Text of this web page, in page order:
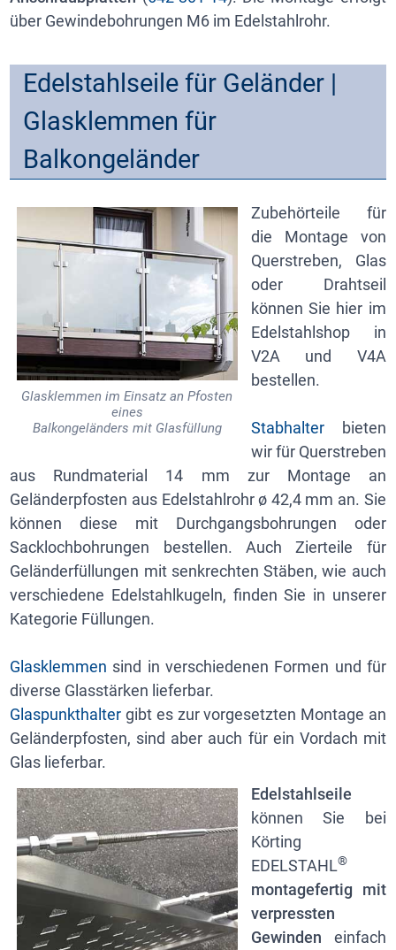
über Gewindebohrungen M6 im Edelstahlrohr.
Edelstahlseile für Geländer |
Glasklemmen für
Balkongeländer
Glasklemmen im Einsatz an Pfosten
eines
Balkongeländers mit Glasfüllung
Zubehörteile für
die Montage von
Querstreben, Glas
oder Drahtseil
können Sie hier im
Edelstahlshop in
V2A und V4A
bestellen.
Stabhalterbieten
wir für Querstreben
aus Rundmaterial 14 mm zur Montage an
Geländerpfosten aus Edelstahlrohr ø 42,4 mm an. Sie
können diese mit Durchgangsbohrungen oder
Sacklochbohrungen bestellen. Auch Zierteile für
Geländerfüllungen mit senkrechten Stäben, wie auch
verschiedene Edelstahlkugeln, finden Sie in unserer
Kategorie Füllungen.
Glasklemmen sind in verschiedenen Formen und für
diverse Glasstärken lieferbar.
Glaspunkthalter gibt es zur vorgesetzten Montage an
Geländerpfosten, sind aber auch für ein Vordach mit
Glas lieferbar.
Edelstahlseile
können Sie bei
Körting
EDELSTAHL®
montagefertig mit
verpressten
Gewinden einfach